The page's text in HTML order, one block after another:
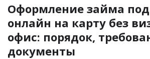
Оформление займа под
онлайн на карту без
офис: порядок,
документы